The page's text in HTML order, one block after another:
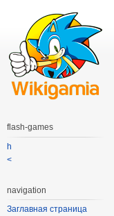
flash-games
h
<
navigation
Заглавная страница